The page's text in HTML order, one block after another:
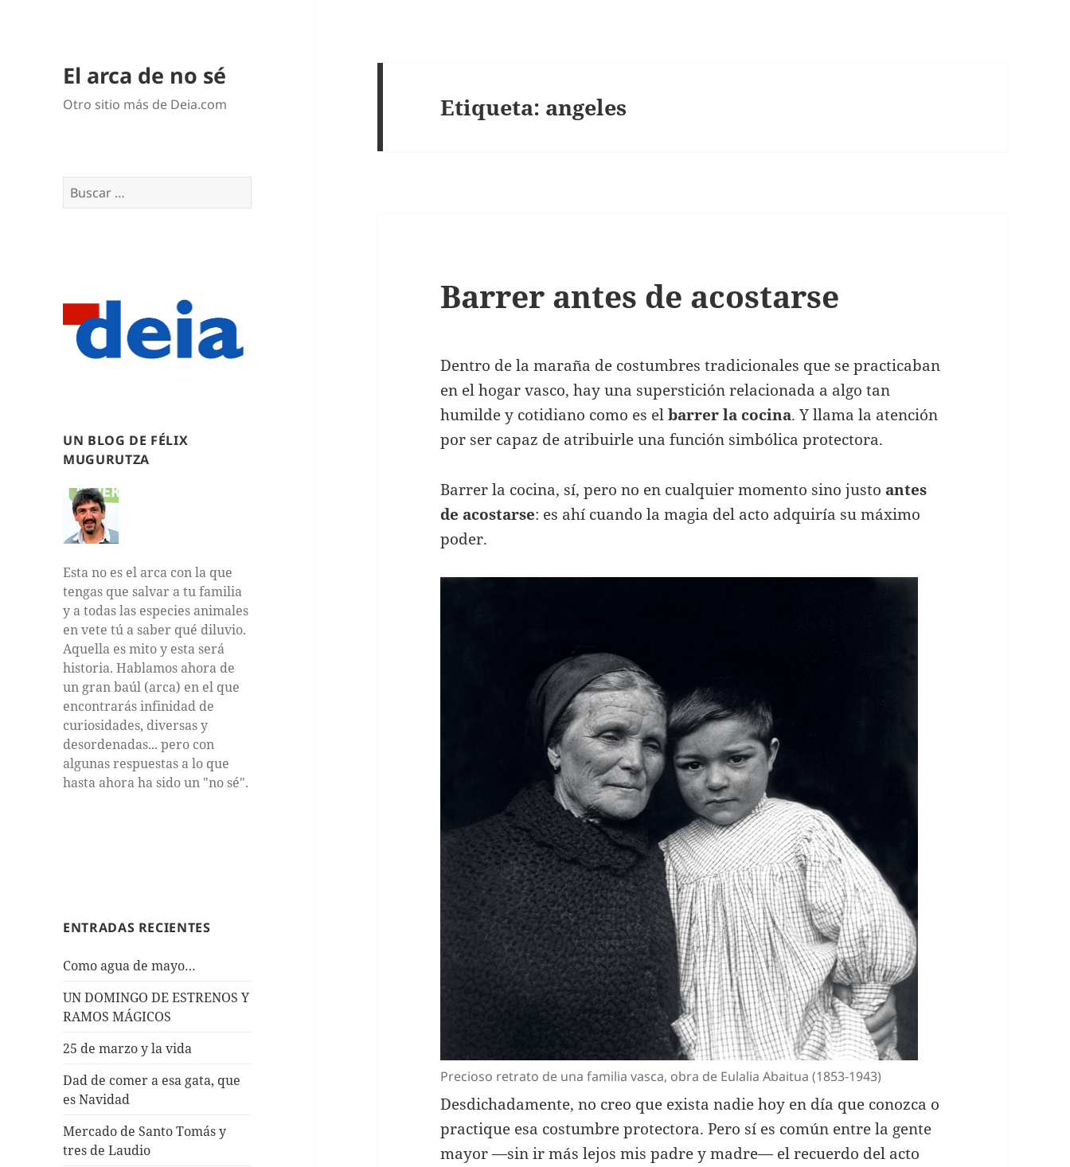
El arca de no sé
Otro sitio más de Deia.com
Buscar:
UN BLOG DE FÉLIX
MUGURUTZA
Esta no es el arca con la que
tengas que salvar a tu familia
y a todas las especies animales
en vete tú a saber qué diluvio.
Aquella es mito y esta será
historia. Hablamos ahora de
un gran baúl (arca) en el que
encontrarás infinidad de
curiosidades, diversas y
desordenadas... pero con
algunas respuestas a lo que
hasta ahora ha sido un "no sé".
ENTRADAS RECIENTES
Como agua de mayo…
UN DOMINGO DE ESTRENOS Y
RAMOS MÁGICOS
25 de marzo y la vida
Dad de comer a esa gata, que
es Navidad
Mercado de Santo Tomás y
tres de Laudio
Etiqueta: angeles
Barrer antes de acostarse
Dentro de la maraña de costumbres tradicionales que se practicaban
en el hogar vasco, hay una superstición relacionada a algo tan
humilde y cotidiano como es elbarrer la cocina. Y llama la atención
por ser capaz de atribuirle una función simbólica protectora.
Barrer la cocina, sí, pero no en cualquier momento sino justo antes
de acostarse: es ahí cuando la magia del acto adquiría su máximo
poder.
Precioso retrato de una familia vasca, obra de Eulalia Abaitua (1853-1943)
Desdichadamente, no creo que exista nadie hoy en día que conozca o
practique esa costumbre protectora. Pero sí es común entre la gente
mayor —sin ir más lejos mis padre y madre— el recuerdo del acto